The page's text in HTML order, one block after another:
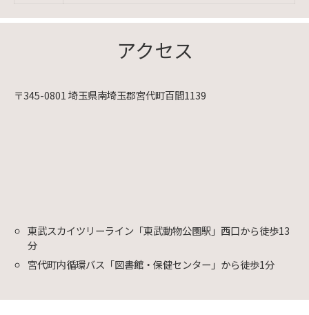
アクセス
〒345-0801 埼玉県南埼玉郡宮代町百間1139
東武スカイツリーライン「東武動物公園駅」西口から徒歩13
分
宮代町内循環バス「図書館・保健センター」から徒歩1分